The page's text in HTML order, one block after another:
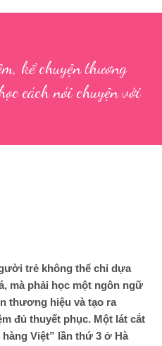
kể chuyện thương
cách nói chuyện với
trẻ không thể chỉ dựa
mà phải học một ngôn ngữ
thương hiệu và tạo ra
đủ thuyết phục. Một lát cắt
Việt” lần thứ 3 ở Hà